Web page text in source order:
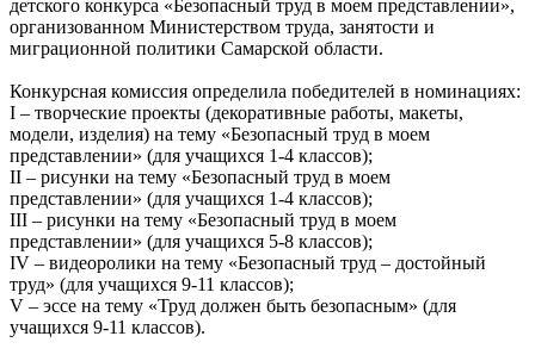
детского конкурса «Безопасный труд в моем представлении»,
организованном Министерством труда, занятости и
миграционной политики Самарской области.
Конкурсная комиссия определила победителей в номинациях:
I – творческие проекты (декоративные работы, макеты,
модели, изделия) на тему «Безопасный труд в моем
представлении» (для учащихся 1-4 классов);
II – рисунки на тему «Безопасный труд в моем
представлении» (для учащихся 1-4 классов);
III – рисунки на тему «Безопасный труд в моем
представлении» (для учащихся 5-8 классов);
IV – видеоролики на тему «Безопасный труд – достойный
труд» (для учащихся 9-11 классов);
V – эссе на тему «Труд должен быть безопасным» (для
учащихся 9-11 классов).